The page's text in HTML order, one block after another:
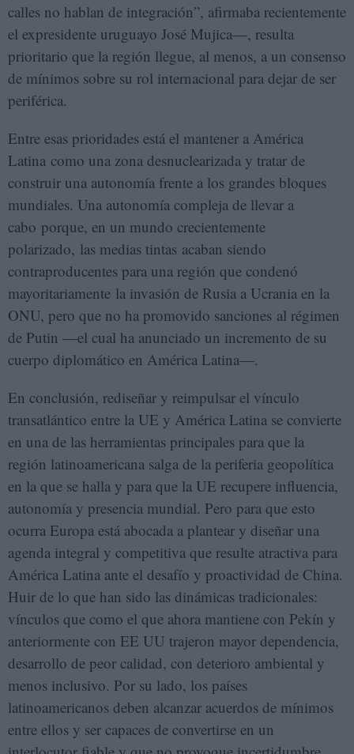
calles no hablan de integración”, afirmaba recientemente
el expresidente uruguayo José Mujica—, resulta
prioritario que la región llegue, al menos, a un consenso
de mínimos sobre su rol internacional para dejar de ser
periférica.
Entre esas prioridades está el mantener a América
Latina como una zona desnuclearizada y tratar de
construir una autonomía frente a los grandes bloques
mundiales. Una autonomía compleja de llevar a
cabo porque, en un mundo crecientemente
polarizado, las medias tintas acaban siendo
contraproducentes para una región que condenó
mayoritariamente la invasión de Rusia a Ucrania en la
ONU, pero que no ha promovido sanciones al régimen
de Putin —el cual ha anunciado un incremento de su
cuerpo diplomático en América Latina—.
En conclusión, rediseñar y reimpulsar el vínculo
transatlántico entre la UE y América Latina se convierte
en una de las herramientas principales para que la
región latinoamericana salga de la periferia geopolítica
en la que se halla y para que la UE recupere influencia,
autonomía y presencia mundial. Pero para que esto
ocurra Europa está abocada a plantear y diseñar una
agenda integral y competitiva que resulte atractiva para
América Latina ante el desafío y proactividad de China.
Huir de lo que han sido las dinámicas tradicionales:
vínculos que como el que ahora mantiene con Pekín y
anteriormente con EE UU trajeron mayor dependencia,
desarrollo de peor calidad, con deterioro ambiental y
menos inclusivo. Por su lado, los países
latinoamericanos deben alcanzar acuerdos de mínimos
entre ellos y ser capaces de convertirse en un